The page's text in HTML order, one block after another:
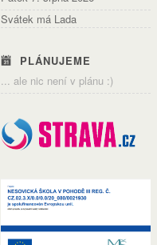
Svátek má Lada
PLÁNUJEME
... ale nic není v plánu :)